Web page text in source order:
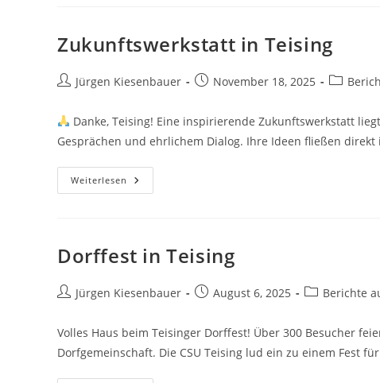
Zukunftswerkstatt in Teising
Beitrags-
Jürgen Kiesenbauer
BeitragNovember 18, 2025
Beitrags-
Danke, Teising! Eine inspirierende Zukunftswerkstatt
Gesprächen und ehrlichem Dialog. Ihre Ideen fließen
Weiterlesen Zukunftswerkstatt
In
Dorffest in Teising
Beitrags-
Jürgen Kiesenbauer
BeitragAugust 6, 2025
Beitrags-
Berichte
Volles Haus beim Teisinger Dorffest! Über 300 Besucher
Dorfgemeinschaft. Die CSU Teising lud ein zu einem Fest